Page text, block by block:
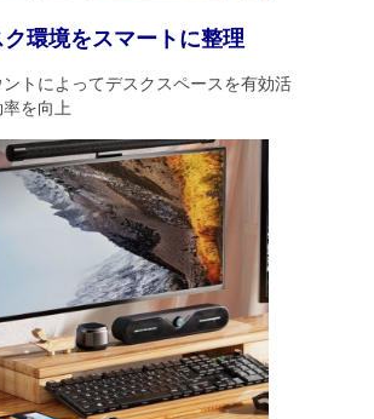
ク環境をスマートに整理
トによってデスクスペースを有効活
を向上